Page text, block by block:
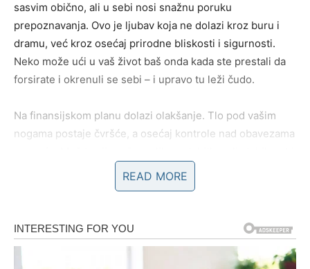
sasvim obično, ali u sebi nosi snažnu poruku
prepoznavanja. Ovo je ljubav koja ne dolazi kroz buru i
dramu, već kroz osećaj prirodne bliskosti i sigurnosti.
Neko može ući u vaš život baš onda kada ste prestali da
forsirate i okrenuli se sebi – i upravo tu leži čudo.
Na finansijskom planu dolazi olakšanje. Tlo pod vašim
nogama postaje čvršće, a osećaj kontrole nad obavezama
sigurnost koje sada dolaze vrede mnogo više. Rešenja se
pojavljuju onda kada ste već pomislili da ih nema, a brige
Poslovno, ovo je period u kome se vaš trud konačno
primećuje. Dolazi potvrda da je vredelo biti strpljiv,
READ MORE